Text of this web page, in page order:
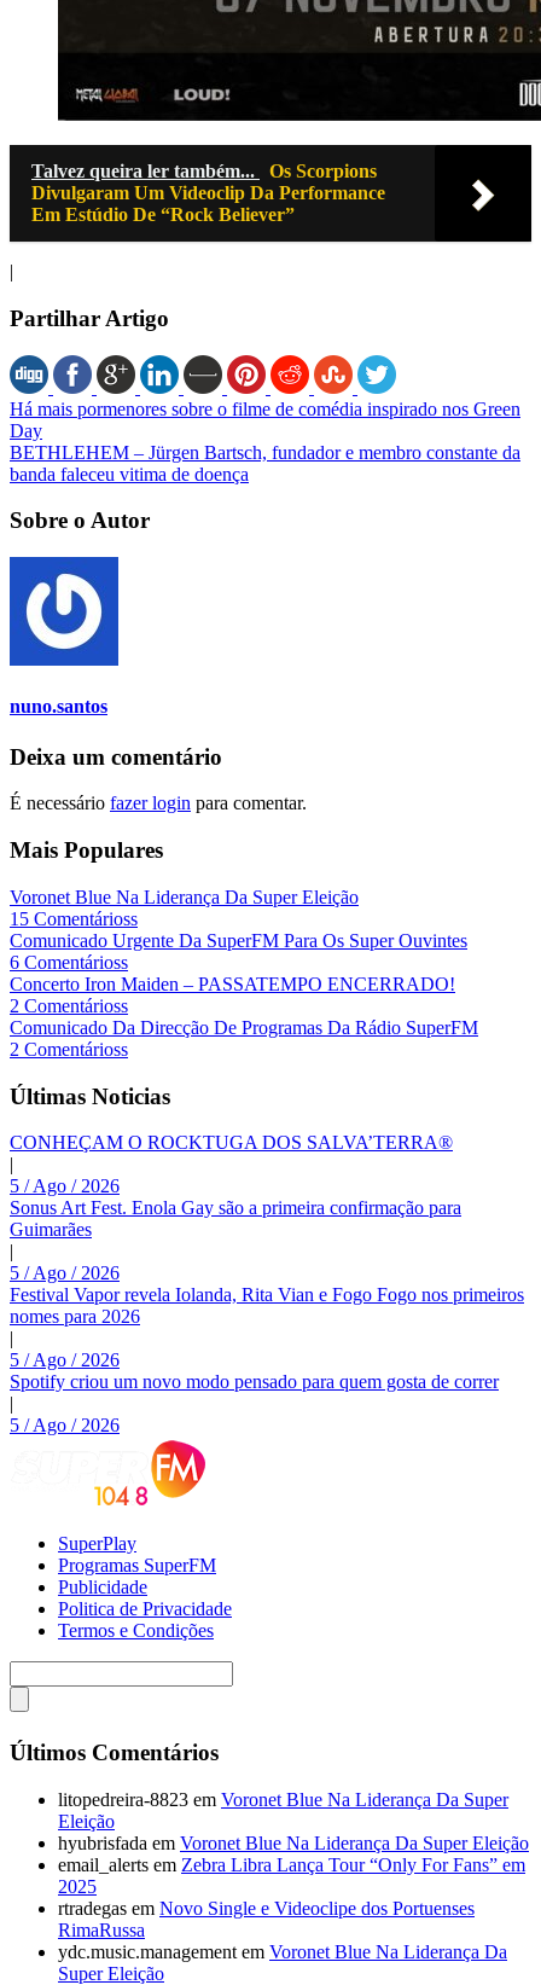
Talvez queira ler também...
Os Scorpions
Divulgaram Um Videoclip Da Performance
Em Estúdio De “Rock Believer”
|
Partilhar Artigo
Há mais pormenores sobre o filme de comédia inspirado nos Green
Day
BETHLEHEM – Jürgen Bartsch, fundador e membro constante da
banda faleceu vitima de doença
Sobre o Autor
nuno.santos
Deixa um comentário
É necessário fazer login para comentar.
Mais Populares
Voronet Blue Na Liderança Da Super Eleição
15 Comentárioss
Comunicado Urgente Da SuperFM Para Os Super Ouvintes
6 Comentárioss
Concerto Iron Maiden – PASSATEMPO ENCERRADO!
2 Comentárioss
Comunicado Da Direcção De Programas Da Rádio SuperFM
2 Comentárioss
Últimas Noticias
CONHEÇAM O ROCKTUGA DOS SALVA’TERRA®
|
5 / Ago / 2026
Sonus Art Fest. Enola Gay são a primeira confirmação para
Guimarães
|
5 / Ago / 2026
Festival Vapor revela Iolanda, Rita Vian e Fogo Fogo nos primeiros
nomes para 2026
|
5 / Ago / 2026
Spotify criou um novo modo pensado para quem gosta de correr
|
5 / Ago / 2026
SuperPlay
Programas SuperFM
Publicidade
Politica de Privacidade
Termos e Condições
Últimos Comentários
litopedreira-8823 em Voronet Blue Na Liderança Da Super
Eleição
hyubrisfada em Voronet Blue Na Liderança Da Super Eleição
email_alerts em Zebra Libra Lança Tour “Only For Fans” em
2025
rtradegas em Novo Single e Videoclipe dos Portuenses
RimaRussa
ydc.music.management em Voronet Blue Na Liderança Da
Super Eleição